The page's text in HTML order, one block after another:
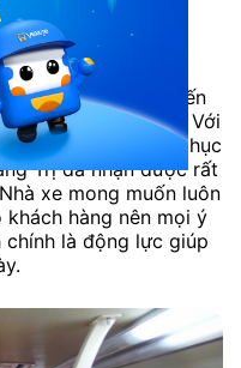
Trị
nhiều năm trên tuyến
An và ngược lại. Với
nghi, chất lượng phục
Trị đã nhận được rất
xe mong muốn luôn
hàng nên mọi ý
chính là động lực giúp